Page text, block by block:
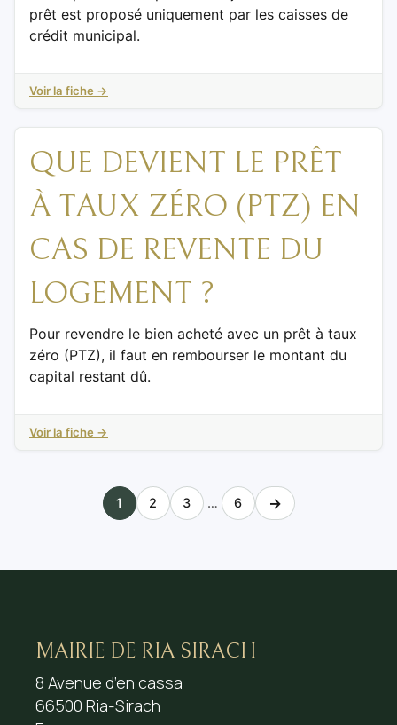
prêt est proposé uniquement par les caisses de
crédit municipal.
Voir la fiche →
QUE DEVIENT LE PRÊT
À TAUX ZÉRO (PTZ) EN
CAS DE REVENTE DU
LOGEMENT ?
Pour revendre le bien acheté avec un prêt à taux
zéro (PTZ), il faut en rembourser le montant du
capital restant dû.
Voir la fiche →
1 2 3 … 6 →
MAIRIE DE RIA SIRACH
8 Avenue d’en cassa
66500 Ria-Sirach